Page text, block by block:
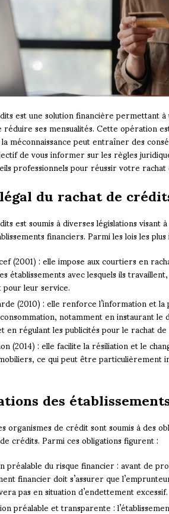
est une solution financière permettant
ses mensualités. Cette opération
méconnaissance peut entraîner des
de vous informer sur les règles
professionnels pour réussir votre
du rachat de
est soumis à diverses législations
financiers. Parmi les lois les
(2001) : elle impose aux courtiers en
établissements avec lesquels ils
leur service.
(2010) : elle renforce l’information et
notamment en instaurant
régulant les publicités pour le rachat
(2014) : elle facilite la résiliation et le
ce qui peut être particulièrement
des
organismes de crédit sont soumis à des
crédits. Parmi ces obligations figurent :
préalable du risque financier : avant de
financier doit s’assurer que
pas en situation d’endettement excessif.
préalable et transparente :